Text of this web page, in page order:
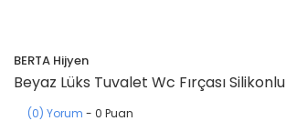
BERTA Hijyen
Beyaz Lüks Tuvalet Wc Fırçası Silikonlu
(0) Yorum - 0 Puan